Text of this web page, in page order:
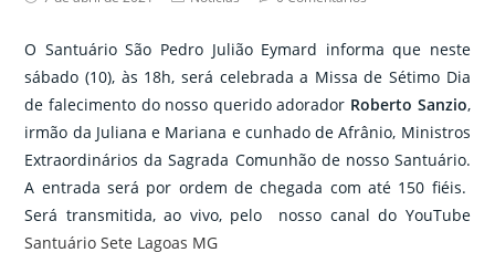
O Santuário São Pedro Julião Eymard informa que neste
sábado (10), às 18h, será celebrada a Missa de Sétimo Dia
de falecimento do nosso querido adorador Roberto Sanzio,
irmão da Juliana e Mariana e cunhado de Afrânio, Ministros
Extraordinários da Sagrada Comunhão de nosso Santuário.
A entrada será por ordem de chegada com até 150 fiéis.
Será transmitida, ao vivo, pelo nosso canal do YouTube
Santuário Sete Lagoas MG